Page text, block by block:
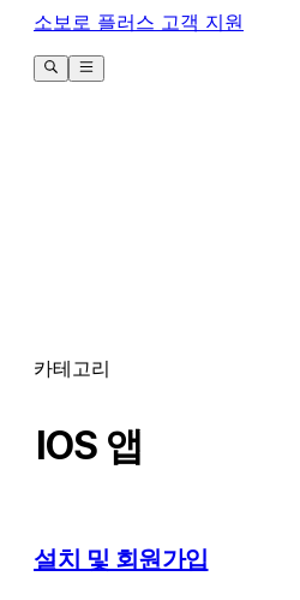
소보로 플러스 고객 지원
카테고리
IOS 앱
설치 및 회원가입